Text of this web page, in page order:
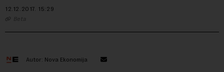
12.12.2017. 15:29
Beta
Autor: Nova Ekonomija